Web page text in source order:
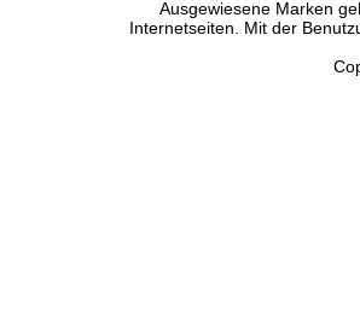
Ausgewiesene Marken
Internetseiten. Mit der